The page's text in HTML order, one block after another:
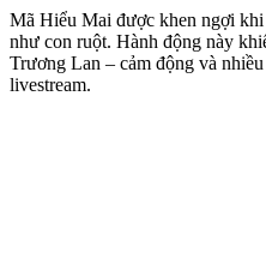
Mã Hiểu Mai được khen ngợi khi
như con ruột. Hành động này
Trương Lan – cảm động và
livestream.